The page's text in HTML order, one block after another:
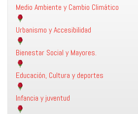
Medio Ambiente y Cambio Climático
Urbanismo y Accesibilidad
Bienestar Social y Mayores.
Educación, Cultura y deportes
Infancia y juventud